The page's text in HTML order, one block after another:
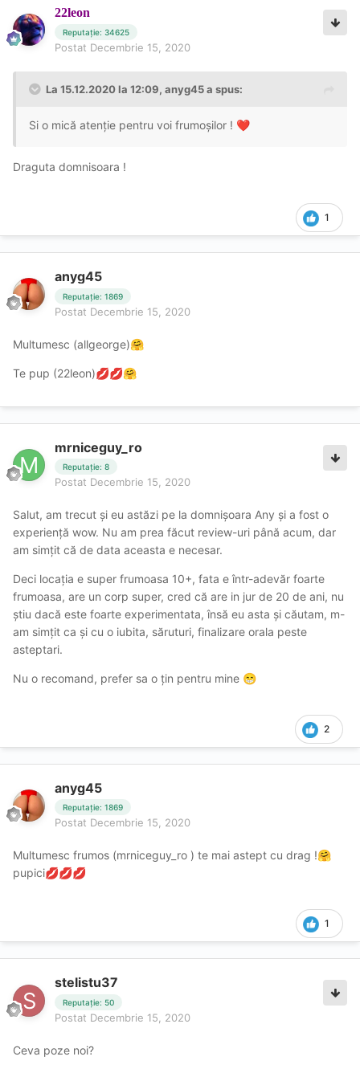
22leon
Reputație: 34625
Postat Decembrie 15, 2020
La 15.12.2020 la 12:09, anyg45a spus:
Si o mică atenție pentru voi frumoșilor ! ❤️
Draguta domnisoara !
1
anyg45
Reputație: 1869
Postat Decembrie 15, 2020
Multumesc (allgeorge)🤗
Te pup (22leon)💋💋🤗
mrniceguy_ro
Reputație: 8
Postat Decembrie 15, 2020
Salut, am trecut și eu astăzi pe la domnișoara Any și a fost o
experiență wow. Nu am prea făcut review-uri până acum, dar
am simțit că de data aceasta e necesar.
Deci locația e super frumoasa 10+, fata e într-adevăr foarte
frumoasa, are un corp super, cred că are in jur de 20 de ani, nu
știu dacă este foarte experimentata, însă eu asta și căutam, m-
am simțit ca și cu o iubita, săruturi, finalizare orala peste
asteptari.
Nu o recomand, prefer sa o țin pentru mine 😁
2
anyg45
Reputație: 1869
Postat Decembrie 15, 2020
Multumesc frumos (mrniceguy_ro ) te mai astept cu drag !🤗
pupici💋💋💋
1
stelistu37
Reputație: 50
Postat Decembrie 15, 2020
Ceva poze noi?